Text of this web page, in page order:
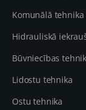
Komunālā tehnika
Hidrauliskā
Būvniecības
Lidostu tehnika
Ostu tehnika